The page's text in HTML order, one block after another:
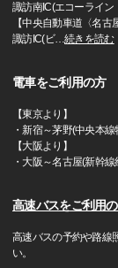
諏訪南IC(エコーライ
【中央自動車道〈名古
諏訪IC(ビ…続きを読む
電車をご利用の方
【東京より】
・新宿～茅野(中央本
【大阪より】
・大阪～名古屋(新幹
高速バスをご利用
高速バスの予約や路線
い。